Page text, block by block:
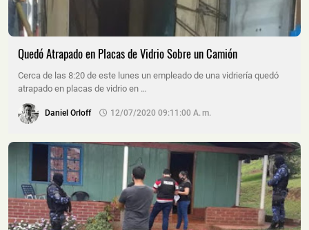
Quedó Atrapado en Placas de Vidrio Sobre un Camión
Cerca de las 8:20 de este lunes un empleado de una vidriería quedó
atrapado en placas de vidrio en …
Daniel Orloff 12/07/2020 09:11:00 A. M.